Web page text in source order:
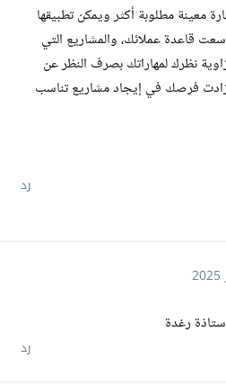
معينة مطلوبة أكثر ويمكن تطبيقها
قاعدة عملائك، والمشاريع التي
نظرك لمهاراتك بصرف النظر عن
زادت فرصك في إيجاد مشاريع تناسب
رد
رغدة
رد